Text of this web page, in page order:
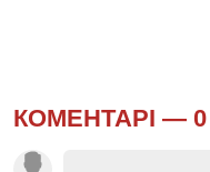
КОМЕНТАРІ — 0